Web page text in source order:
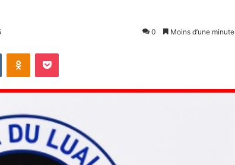
0 Moins d’une minute
VKontakteOdnoklassniki
Pocket